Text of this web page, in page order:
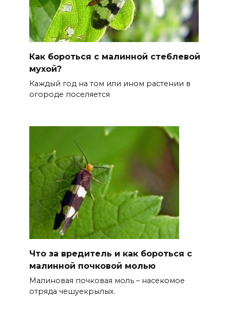
Как бороться с малинной стеблевой
мухой?
Каждый год на том или ином растении в
огороде поселяется
Что за вредитель и как бороться с
малинной почковой молью
Малиновая почковая моль – насекомое
отряда чешуекрылых.